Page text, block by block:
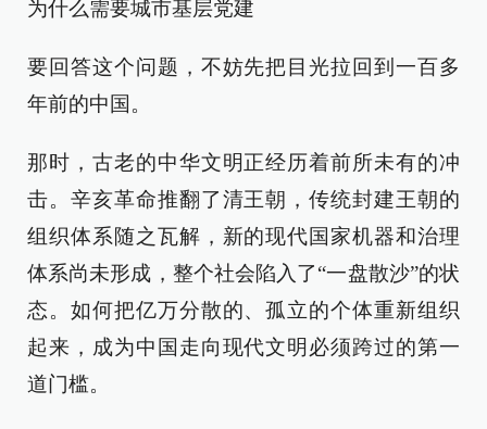
为什么需要城市基层党建
要回答这个问题，不妨先把目光拉回到一百多
年前的中国。
那时，古老的中华文明正经历着前所未有的冲
击。辛亥革命推翻了清王朝，传统封建王朝的
组织体系随之瓦解，新的现代国家机器和治理
体系尚未形成，整个社会陷入了“一盘散沙”的状
态。如何把亿万分散的、孤立的个体重新组织
起来，成为中国走向现代文明必须跨过的第一
道门槛。